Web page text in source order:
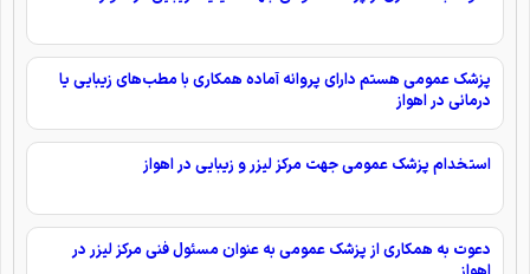
پزشک عمومی هستم دارای پروانه آماده همکاری با مطب‌های زیبایی یا
درمانی در اهواز
استخدام پزشک عمومی جهت مرکز لیزر و زیبایی در اهواز
دعوت به همکاری از پزشک عمومی به عنوان مسئول فنی مرکز لیزر در